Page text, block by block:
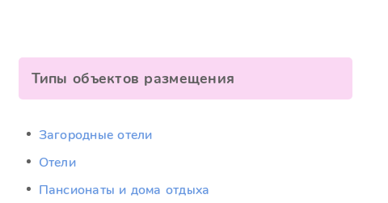
Типы объектов размещения
Загородные отели
Отели
Пансионаты и дома отдыха